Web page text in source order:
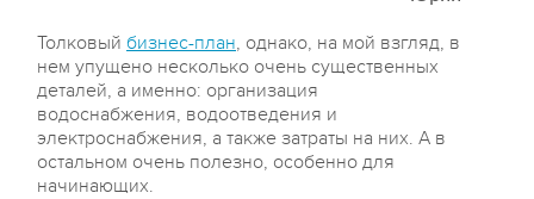
Толковый бизнес-план, однако, на мой взгляд, в
нем упущено несколько очень существенных
деталей, а именно: организация
водоснабжения, водоотведения и
электроснабжения, а также затраты на них. А в
остальном очень полезно, особенно для
начинающих.